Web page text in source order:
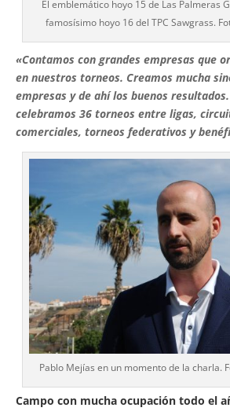
El emblemático hoyo 15 de Las Palmeras
famosísimo hoyo 16 del TPC Sawgrass.
«Contamos con grandes empresas que
en nuestros torneos. Creamos mucha
empresas y de ahí los buenos
celebramos 36 torneos entre ligas,
comerciales, torneos federativos y
Pablo Mejías en un momento de la charla.
Campo con mucha ocupación todo el